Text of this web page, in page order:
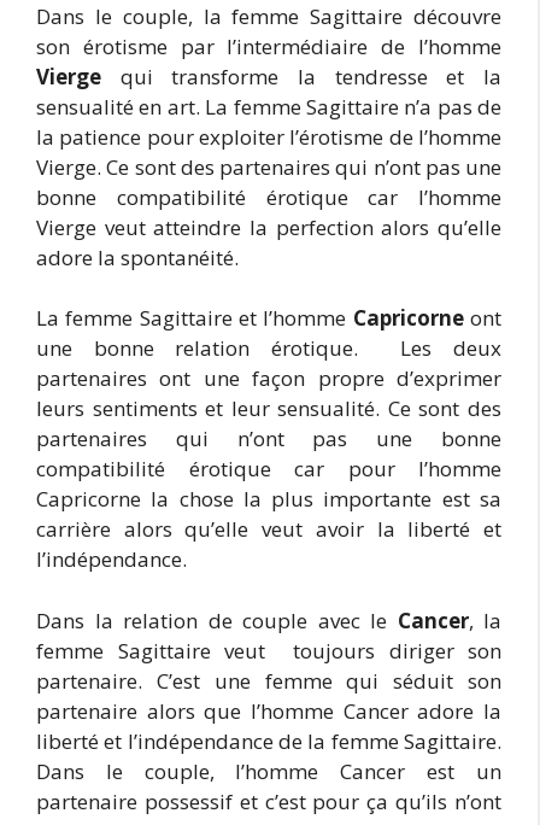
Dans le couple, la femme Sagittaire découvre
son érotisme par l’intermédiaire de l’homme
Vierge qui transforme la tendresse et la
sensualité en art. La femme Sagittaire n’a pas de
la patience pour exploiter l’érotisme de l’homme
Vierge. Ce sont des partenaires qui n’ont pas une
bonne compatibilité érotique car l’homme
Vierge veut atteindre la perfection alors qu’elle
adore la spontanéité.
La femme Sagittaire et l’homme Capricorneont
une bonne relation érotique. Les deux
partenaires ont une façon propre d’exprimer
leurs sentiments et leur sensualité. Ce sont des
partenaires qui n’ont pas une bonne
compatibilité érotique car pour l’homme
Capricorne la chose la plus importante est sa
carrière alors qu’elle veut avoir la liberté et
l’indépendance.
Dans la relation de couple avec le Cancer, la
femme Sagittaire veut toujours diriger son
partenaire. C’est une femme qui séduit son
partenaire alors que l’homme Cancer adore la
liberté et l’indépendance de la femme Sagittaire.
Dans le couple, l’homme Cancer est un
partenaire possessif et c’est pour ça qu’ils n’ont